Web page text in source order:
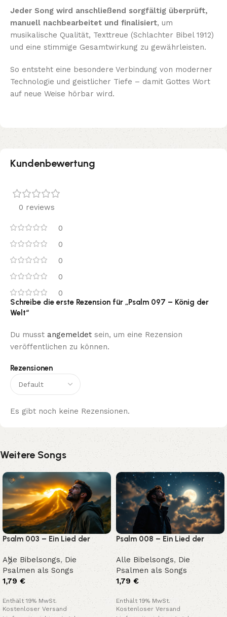
Jeder Song wird anschließend sorgfältig überprüft,
manuell nachbearbeitet und finalisiert, um
musikalische Qualität, Texttreue (Schlachter Bibel 1912)
und eine stimmige Gesamtwirkung zu gewährleisten.
So entsteht eine besondere Verbindung von moderner
Technologie und geistlicher Tiefe – damit Gottes Wort
auf neue Weise hörbar wird.
Kundenbewertung
0 reviews
0
0
0
0
0
Rezensionen
Es gibt noch keine Rezensionen.
Schreibe die erste Rezension für „Psalm 097 – König der
Welt“
Du musst angemeldet sein, um eine Rezension
veröffentlichen zu können.
Weitere Songs
Psalm 003 – Ein Lied der
Rettung und Zuversicht
Alle Bibelsongs, Die
Psalmen als Songs
1,79 €
Enthält 19% MwSt.
Kostenloser Versand
Psalm 008 – Ein Lied der
Herrlichkeit Gottes
Alle Bibelsongs, Die
Psalmen als Songs
1,79 €
Enthält 19% MwSt.
Kostenloser Versand